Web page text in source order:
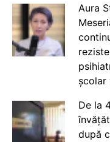
Aura
școlar
De la
după